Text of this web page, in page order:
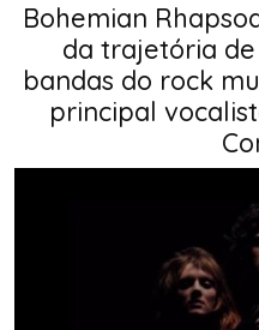
Bohemian
da trajetória
bandas do rock
principal